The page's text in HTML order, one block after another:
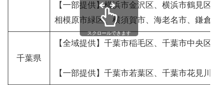
【一部提供】横浜市金沢区、横浜市鶴見
相模原市緑区、横須賀市、海老名市、鎌倉
千葉県
【全域提供】千葉市稲毛区、千葉市中央
【一部提供】千葉市若葉区、千葉市花見
スクロールできます